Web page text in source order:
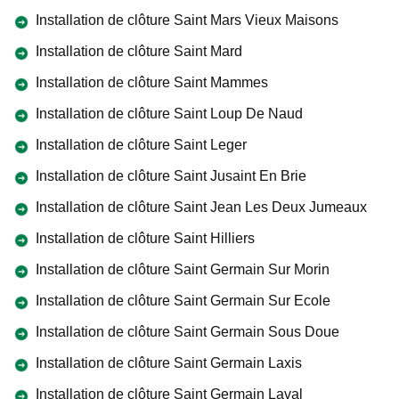
Installation de clôture Saint Mars Vieux Maisons
Installation de clôture Saint Mard
Installation de clôture Saint Mammes
Installation de clôture Saint Loup De Naud
Installation de clôture Saint Leger
Installation de clôture Saint Jusaint En Brie
Installation de clôture Saint Jean Les Deux Jumeaux
Installation de clôture Saint Hilliers
Installation de clôture Saint Germain Sur Morin
Installation de clôture Saint Germain Sur Ecole
Installation de clôture Saint Germain Sous Doue
Installation de clôture Saint Germain Laxis
Installation de clôture Saint Germain Laval